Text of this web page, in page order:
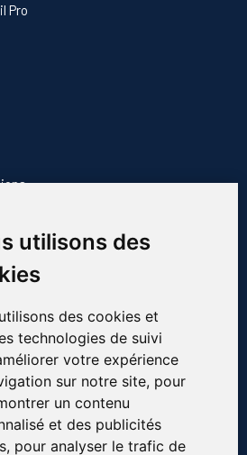
utilisons des
des cookies et
technologies de suivi
votre expérience
sur notre site, pour
un contenu
et des publicités
pour analyser le trafic de
Pro
professionnels